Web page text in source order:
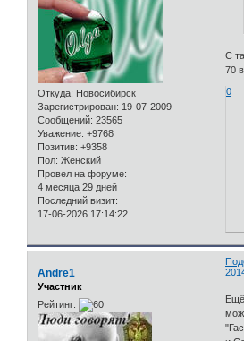
Откуда: Новосибирск
Зарегистрирован: 19-07-2009
Сообщений: 23565
Уважение: +9768
Позитив: +9358
Пол: Женский
Провел на форуме:
4 месяца 29 дней
Последний визит:
17-06-2026 17:14:22
С
70
0
Andre1
Участник
Рейтинг:
Ещё